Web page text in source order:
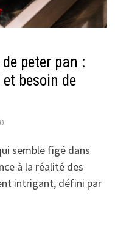
peter pan :
besoin de
0
semble figé dans
à la réalité des
intrigant, défini par